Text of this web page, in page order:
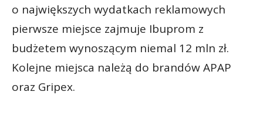
o największych wydatkach reklamowych
pierwsze miejsce zajmuje Ibuprom z
budżetem wynoszącym niemal 12 mln zł.
Kolejne miejsca należą do brandów APAP
oraz Gripex.